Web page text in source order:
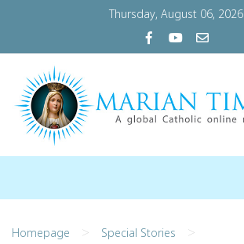
Thursday, August 06, 2026
Homepage > Special Stories >